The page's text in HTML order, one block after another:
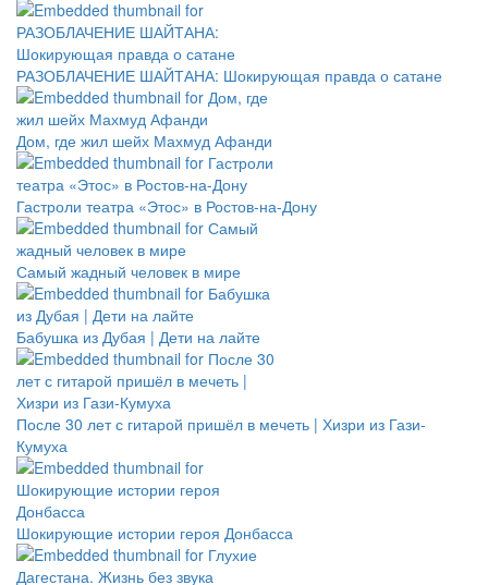
РАЗОБЛАЧЕНИЕ ШАЙТАНА: Шокирующая правда о сатане
Дом, где жил шейх Махмуд Афанди
Гастроли театра «Этос» в Ростов-на-Дону
Самый жадный человек в мире
Бабушка из Дубая | Дети на лайте
После 30 лет с гитарой пришёл в мечеть | Хизри из Гази-
Кумуха
Шокирующие истории героя Донбасса